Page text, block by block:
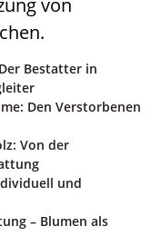
Bestatter in
Den Verstorbenen
Von der
und
– Blumen als